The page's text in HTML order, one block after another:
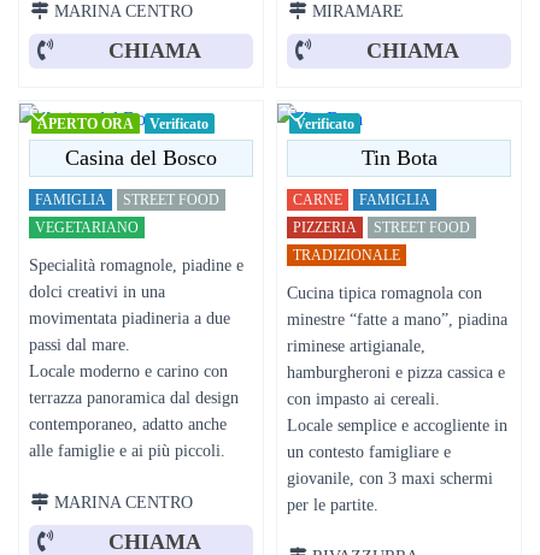
MARINA CENTRO
CHIAMA
MIRAMARE
CHIAMA
APERTO ORA Verificato
Casina del Bosco
FAMIGLIA
STREET FOOD
VEGETARIANO
Specialità romagnole, piadine e
dolci creativi in una
movimentata piadineria a due
passi dal mare.
Locale moderno e carino con
terrazza panoramica dal design
contemporaneo, adatto anche
alle famiglie e ai più piccoli.
MARINA CENTRO
CHIAMA
Verificato
Tin Bota
CARNE
FAMIGLIA
PIZZERIA
STREET FOOD
TRADIZIONALE
Cucina tipica romagnola con
minestre “fatte a mano”, piadina
riminese artigianale,
hamburgheroni e pizza cassica e
con impasto ai cereali.
Locale semplice e accogliente in
un contesto famigliare e
giovanile, con 3 maxi schermi
per le partite.